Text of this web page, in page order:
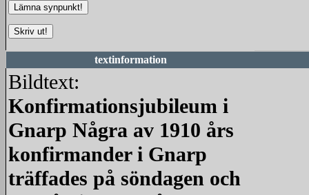
textinformation
Bildtext:
Konfirmationsjubileum i
Gnarp Några av 1910 års
konfirmander i Gnarp
träffades på söndagen och